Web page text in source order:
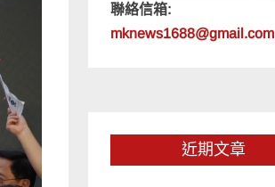
聯絡信箱:
mknews1688@gmail.com
近期文章